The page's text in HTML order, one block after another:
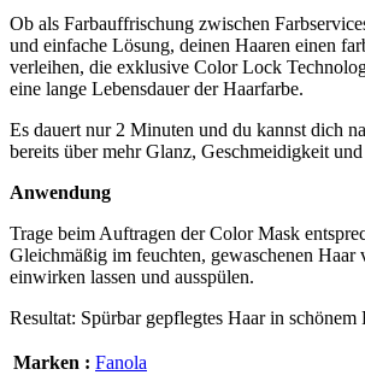
Ob als Farbauffrischung zwischen
und einfache Lösung, deinen Haaren einen
verleihen, die exklusive Color Lock
eine lange Lebensdauer der Haarfarbe.
Es dauert nur 2 Minuten und du kannst dich
bereits über mehr Glanz, Geschmeidigkeit
Anwendung
Trage beim Auftragen der Color Mask
Gleichmäßig im feuchten, gewaschenen Haar
einwirken lassen und ausspülen.
Resultat: Spürbar gepflegtes Haar in schönem
Marken : Fanola